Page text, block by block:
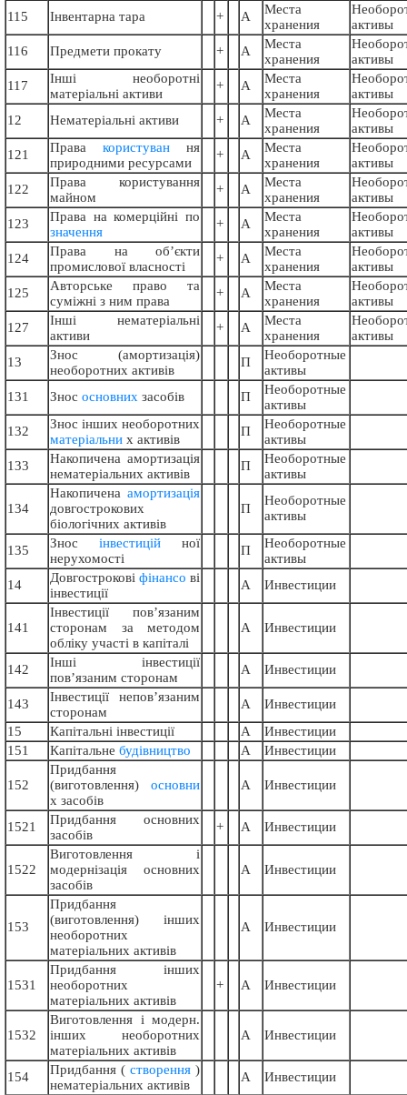
115
Інвентарна тара + А
Места
хранения
активы
116
Предмети прокату + А
Места
хранения
активы
117
Інші необоротні
матеріальні активи
+ А
Места
хранения
активы
12
Нематеріальні активи + А
Места
хранения
активы
121
Права користуван ня
природними ресурсами
+ А
Места
хранения
активы
122
Права користування
майном
+ А
Места
хранения
активы
123
Права на комерційні по
значення
+ А
Места
хранения
активы
124
Права на об’єкти
промислової власності
+ А
Места
хранения
активы
125
Авторське право та
суміжні з ним права
+ А
Места
хранения
активы
127
Інші нематеріальні
активи
+ А
Места
хранения
активы
13
Знос (амортизацiя)
необоротних активів
П
Необоротные
активы
131
Знос основних засобів П
Необоротные
активы
132
Знос інших необоротних
матеріальни х активів
П
Необоротные
активы
133
Накопичена амортизацiя
нематеріальних активів
П
Необоротные
активы
134
Накопичена амортизація
довгострокових
біологічних активів
П
Необоротные
активы
135 Знос інвестицій ної
нерухомості
П
Необоротные
активы
14
Довгострокові фінансо ві
інвестиції
А Инвестиции
141
Інвестиції пов’язаним
сторонам за методом
обліку участі в капіталі
А Инвестиции
142
Інші інвестиції
пов’язаним сторонам
А Инвестиции
143
Інвестиції непов’язаним
сторонам
А
Инвестиции
15
Капітальні інвестиції А
Инвестиции
151
Капітальне будівництво А Инвестиции
152
Придбання
(виготовлення) основни
х засобів
А Инвестиции
1521
Придбання основних
засобів
+ А Инвестиции
1522
Виготовлення і
модернізація основних
засобів
А Инвестиции
153
Придбання
(виготовлення) інших
необоротних
матеріальних активів
А Инвестиции
1531
Придбання інших
необоротних
матеріальних активів
+ А Инвестиции
1532
Виготовлення і модерн.
інших необоротних
матеріальних активів
А Инвестиции
154 Придбання ( створення )
нематеріальних активів
А Инвестиции